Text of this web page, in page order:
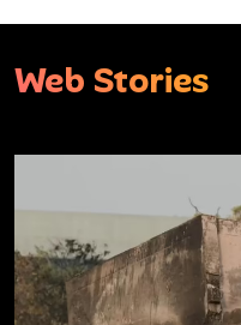
Web Stories